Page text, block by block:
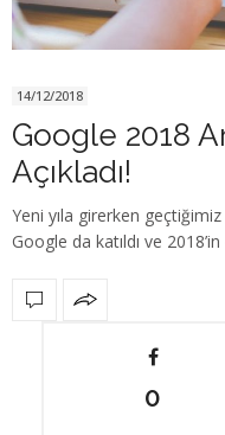
14/12/2018
Google 2018
Açıkladı!
Yeni yıla girerken
Google da katıldı ve
0